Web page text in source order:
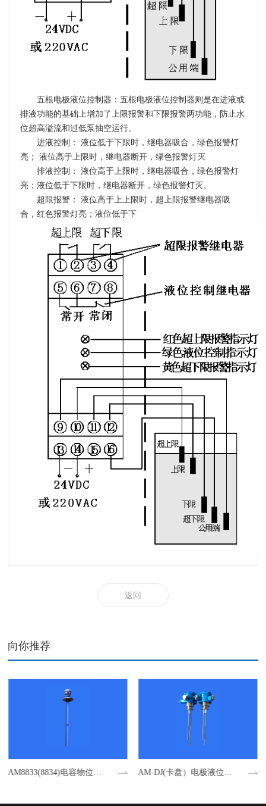
五根电极液位控制器：五根电极液位控制器则是在进液或
排液功能的基础上增加了上限报警和下限报警两功能，防止水
位超高溢流和过低泵抽空运行。
进液控制：
液位低于下限时，继电器吸合，绿色报警灯
亮； 液位高于上限时，继电器断开，绿色报警灯灭
排液控制：
液位高于上限时，继电器吸合，绿色报警灯
亮；液位低于下限时，继电器断开，绿色报警灯灭。
超限报警：液位高于上上限时，超上限报警继电器吸
合，红色报警灯亮；液位低于下
返回
向你推荐